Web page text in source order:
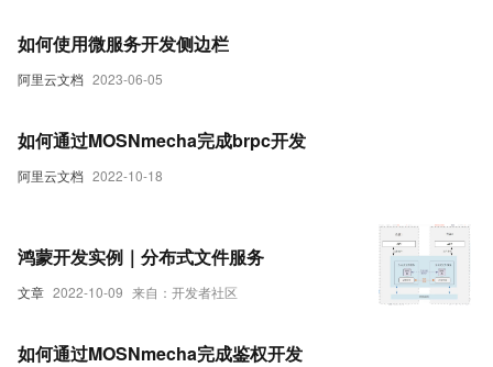
阿里云文档 2023-06-05
如何使用微服务开发侧边栏
阿里云文档 2022-10-18
如何通过MOSNmecha完成brpc开发
文章 2022-10-09 来自：开发者社区
鸿蒙开发实例｜分布式文件服务
如何通过MOSNmecha完成鉴权开发